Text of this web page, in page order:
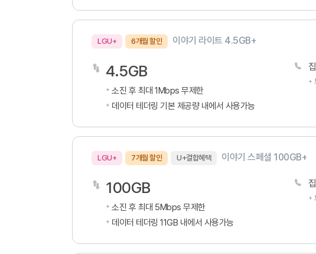
LGU+ 6개월 할인 이야기 라이트 4.5GB+
4.5GB
소진 후 최대 1Mbps 무제한
데이터 테더링 기본 제공량 내에서 사용가능
LGU+ 7개월 할인 U+결합혜택 이야기 스페셜 100GB+
100GB
소진 후 최대 5Mbps 무제한
데이터 테더링 11GB 내에서 사용가능